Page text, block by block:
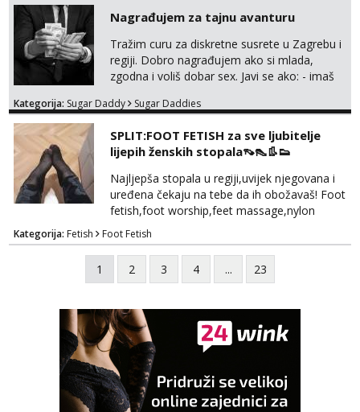
Nagrađujem za tajnu avanturu
Tražim curu za diskretne susrete u Zagrebu i
regiji. Dobro nagrađujem ako si mlada,
zgodna i voliš dobar sex. Javi se ako: - imaš
kosu - se dobro ljubiš - si fleksibilna s
dostupna radnim danom (vikendi i noći su za
obitelj) - vodiš brigu o zdravlju i koristiš
zaštitu Ne javljajte se: - debele - frajeri i
paro...
Kategorija: Sugar Daddy Sugar Daddies
SPLIT:FOOT FETISH za sve ljubitelje
lijepih ženskih stopala👡👠👢👟
Najljepša stopala u regiji,uvijek njegovana i
uređena čekaju na tebe da ih obožavaš! Foot
fetish,foot worship,feet massage,nylon
fetish,trampling... Ponedjeljak-subota:15-
20.30h. Samo za istinske obožavatelje ovog
fetisha,isključivo POZIV. Sex i sl.ISKLJUČENO!
Kategorija: Fetish Foot Fetish
1 2 3 4 ... 23